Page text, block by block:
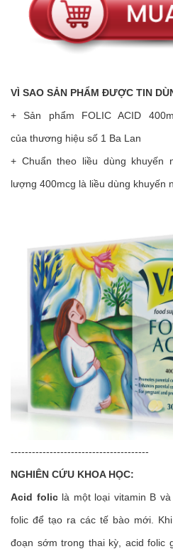
VÌ SAO SẢN PHẨM ĐƯỢC TIN
+ Sản phẩm FOLIC ACID
của thương hiệu số 1 Ba Lan
+ Chuẩn theo liều dùng khuyến
lượng 400mcg là liều dùng khuyến
---------------------------------------
NGHIÊN CỨU KHOA HỌC:
Acid foliclà một loại vitamin B
folic để tạo ra các tế bào mới.
đoạn sớm trong thai kỳ, acid folic